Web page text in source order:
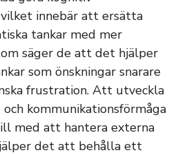
innebär att ersätta
tankar med mer
säger de att det hjälper
som önskningar snarare
frustration. Att utveckla
kommunikationsförmåga
med att hantera externa
det att behålla ett